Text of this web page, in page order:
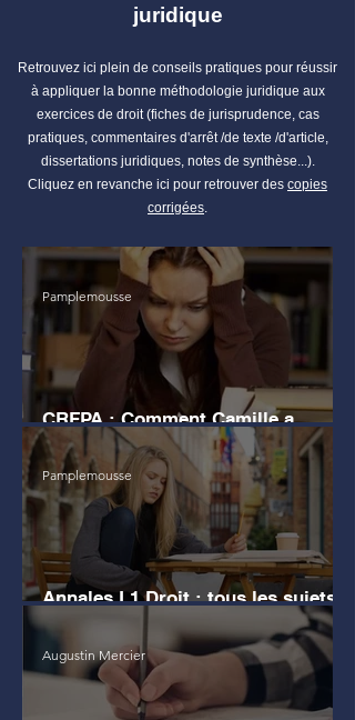
juridique
Retrouvez ici plein de conseils pratiques pour réussir
à appliquer la bonne méthodologie juridique aux
exercices de droit (fiches de jurisprudence, cas
pratiques, commentaires d'arrêt /de texte /d'article,
dissertations juridiques, notes de synthèse...).
Cliquez en revanche ici pour retrouver des copies
corrigées.
CRFPA : Comment Camille a
échoué au grand Oral
Pamplemousse
Annales L1 Droit : tous les sujets
d'examen
Pamplemousse
Augustin Mercier